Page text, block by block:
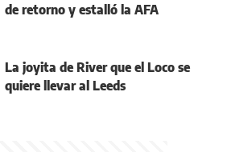
de retorno y estalló la AFA
La joyita de River que el Loco se
quiere llevar al Leeds